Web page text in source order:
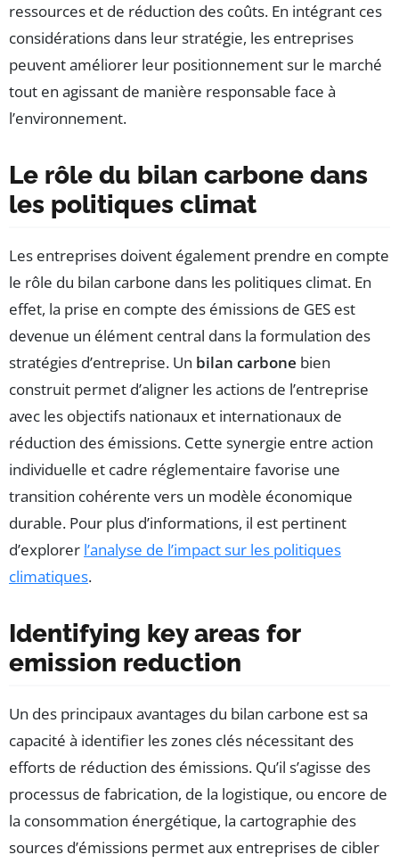
ressources et de réduction des coûts. En intégrant ces
considérations dans leur stratégie, les entreprises
peuvent améliorer leur positionnement sur le marché
tout en agissant de manière responsable face à
l’environnement.
Le rôle du bilan carbone dans
les politiques climat
Les entreprises doivent également prendre en compte
le rôle du bilan carbone dans les politiques climat. En
effet, la prise en compte des émissions de GES est
devenue un élément central dans la formulation des
stratégies d’entreprise. Un bilan carbone bien
construit permet d’aligner les actions de l’entreprise
avec les objectifs nationaux et internationaux de
réduction des émissions. Cette synergie entre action
individuelle et cadre réglementaire favorise une
transition cohérente vers un modèle économique
durable. Pour plus d’informations, il est pertinent
d’explorer l’analyse de l’impact sur les politiques
climatiques.
Identifying key areas for
emission reduction
Un des principaux avantages du bilan carbone est sa
capacité à identifier les zones clés nécessitant des
efforts de réduction des émissions. Qu’il s’agisse des
processus de fabrication, de la logistique, ou encore de
la consommation énergétique, la cartographie des
sources d’émissions permet aux entreprises de cibler